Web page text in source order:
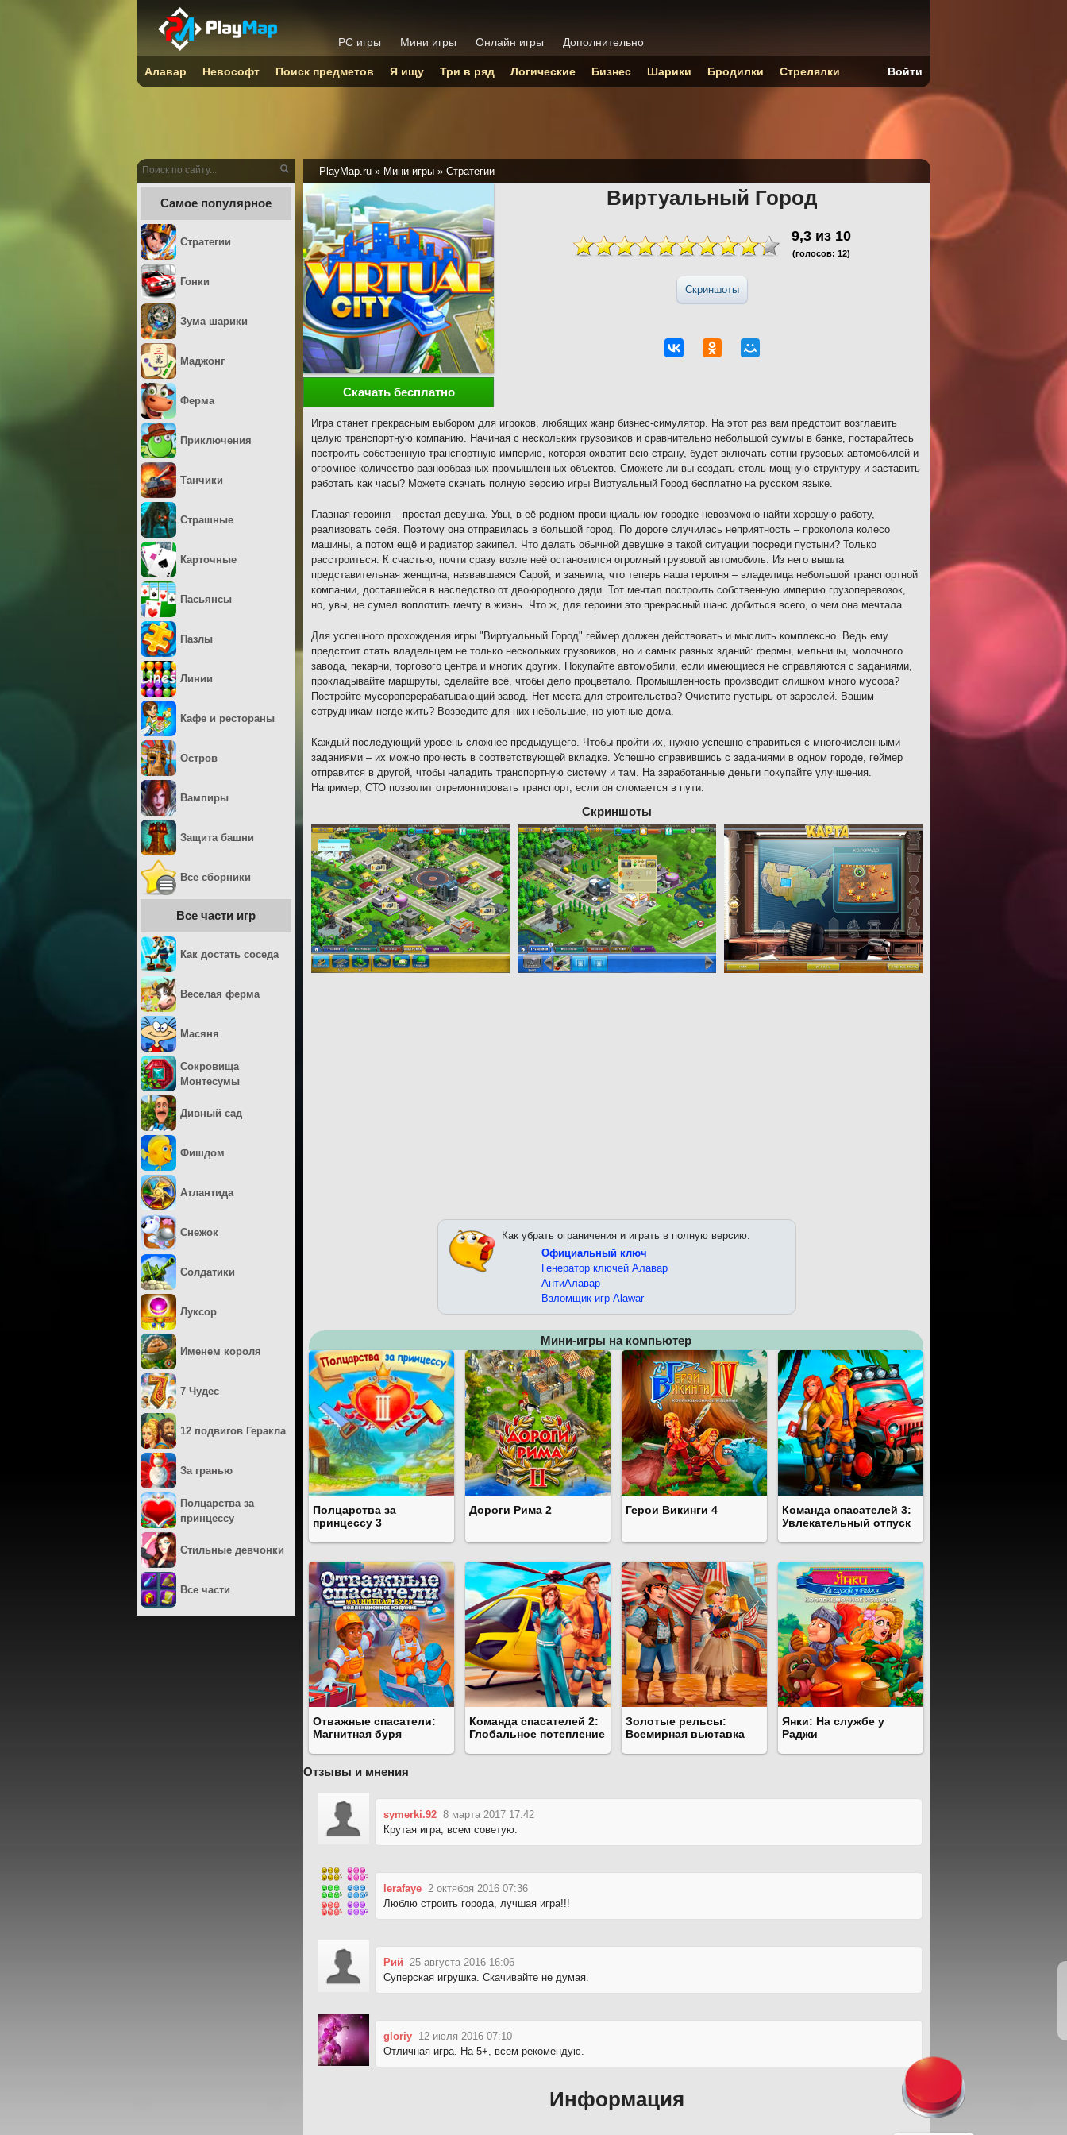
PlayMap.ru » Мини игры » Стратегии
Виртуальный Город
9,3 из 10
(голосов: 12)
Скриншоты
Скачать бесплатно
Игра станет прекрасным выбором для игроков, любящих жанр бизнес-симулятор. На этот раз вам предстоит возглавить
целую транспортную компанию. Начиная с нескольких грузовиков и сравнительно небольшой суммы в банке, постарайтесь
построить собственную транспортную империю, которая охватит всю страну, будет включать сотни грузовых автомобилей и
огромное количество разнообразных промышленных объектов. Сможете ли вы создать столь мощную структуру и заставить
работать как часы? Можете скачать полную версию игры Виртуальный Город бесплатно на русском языке.
Главная героиня – простая девушка. Увы, в её родном провинциальном городке невозможно найти хорошую работу,
реализовать себя. Поэтому она отправилась в большой город. По дороге случилась неприятность – проколола колесо
машины, а потом ещё и радиатор закипел. Что делать обычной девушке в такой ситуации посреди пустыни? Только
расстроиться. К счастью, почти сразу возле неё остановился огромный грузовой автомобиль. Из него вышла
представительная женщина, назвавшаяся Сарой, и заявила, что теперь наша героиня – владелица небольшой транспортной
компании, доставшейся в наследство от двоюродного дяди. Тот мечтал построить собственную империю грузоперевозок,
но, увы, не сумел воплотить мечту в жизнь. Что ж, для героини это прекрасный шанс добиться всего, о чем она мечтала.
Для успешного прохождения игры "Виртуальный Город" геймер должен действовать и мыслить комплексно. Ведь ему
предстоит стать владельцем не только нескольких грузовиков, но и самых разных зданий: фермы, мельницы, молочного
завода, пекарни, торгового центра и многих других. Покупайте автомобили, если имеющиеся не справляются с заданиями,
прокладывайте маршруты, сделайте всё, чтобы дело процветало. Промышленность производит слишком много мусора?
Постройте мусороперерабатывающий завод. Нет места для строительства? Очистите пустырь от зарослей. Вашим
сотрудникам негде жить? Возведите для них небольшие, но уютные дома.
Каждый последующий уровень сложнее предыдущего. Чтобы пройти их, нужно успешно справиться с многочисленными
заданиями – их можно прочесть в соответствующей вкладке. Успешно справившись с заданиями в одном городе, геймер
отправится в другой, чтобы наладить транспортную систему и там. На заработанные деньги покупайте улучшения.
Например, СТО позволит отремонтировать транспорт, если он сломается в пути.
Скриншоты
Как убрать ограничения и играть в полную версию:
Официальный ключ
Генератор ключей Алавар
АнтиАлавар
Взломщик игр Alawar
Мини-игры на компьютер
Полцарства за
принцессу 3
Дороги Рима 2 Герои Викинги 4
Команда спасателей 3:
Увлекательный отпуск
Отважные спасатели:
Магнитная буря
Команда спасателей 2:
Глобальное потепление
Золотые рельсы:
Всемирная выставка
Янки: На службе у
Раджи
Отзывы и мнения
symerki.92 8 марта 2017 17:42
Крутая игра, всем советую.
lerafaye 2 октября 2016 07:36
Люблю строить города, лучшая игра!!!
Рий
25 августа 2016 16:06
Суперская игрушка. Скачивайте не думая.
gloriy 12 июля 2016 07:10
Отличная игра. На 5+, всем рекомендую.
Информация
Самое популярное
Стратегии
Гонки
Зума шарики
Маджонг
Ферма
Приключения
Танчики
Страшные
Карточные
Пасьянсы
Пазлы
Линии
Кафе и рестораны
Остров
Вампиры
Защита башни
Все сборники
Все части игр
Как достать соседа
Веселая ферма
Масяня
Сокровища
Монтесумы
Дивный сад
Фишдом
Атлантида
Снежок
Солдатики
Луксор
Именем короля
7 Чудес
12 подвигов Геракла
За гранью
Полцарства за
принцессу
Стильные девчонки
Все части
PC игры Мини игры Онлайн игры Дополнительно
Алавар Невософт Поиск предметов Я ищу Три в ряд Логические Бизнес Шарики Бродилки Стрелялки Войти